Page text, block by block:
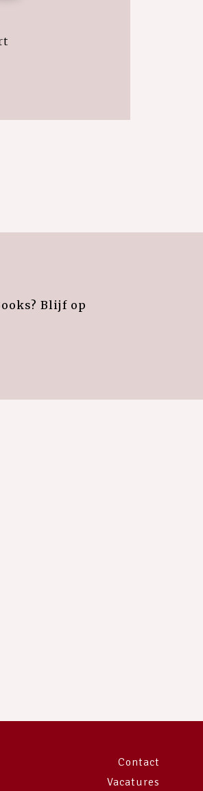
Blijf op
Contact
Vacatures